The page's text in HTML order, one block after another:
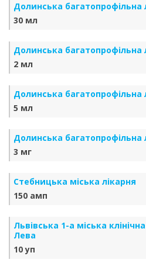
Долинська багатопрофільна
30 мл
Долинська багатопрофільна
2 мл
Долинська багатопрофільна
5 мл
Долинська багатопрофільна
3 мг
Стебницька міська лікарня
150 амп
Львівська 1-а міська
Лева
10 уп